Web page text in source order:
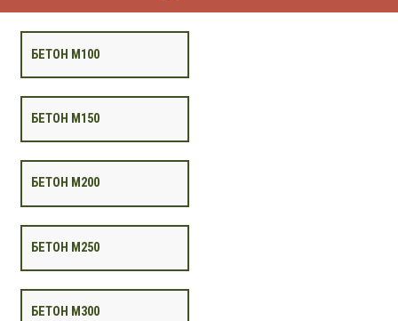
БЕТОН М100
БЕТОН М150
БЕТОН М200
БЕТОН М250
БЕТОН М300